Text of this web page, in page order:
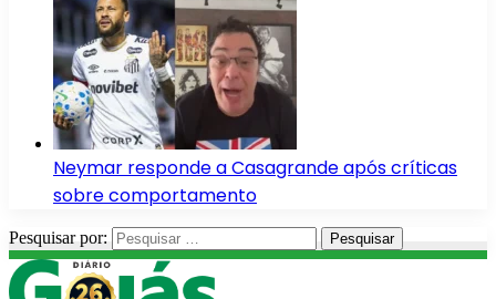
Neymar responde a Casagrande após críticas
sobre comportamento
Pesquisar por: